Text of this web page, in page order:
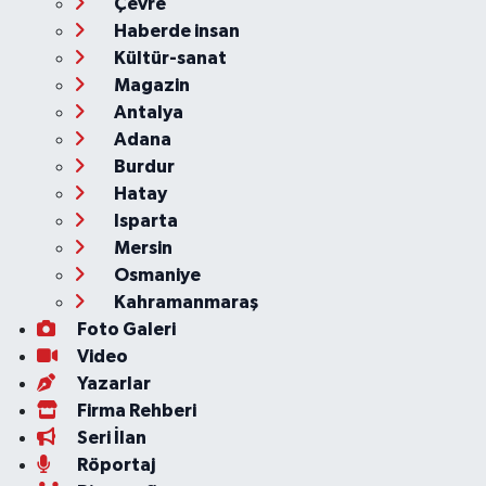
Çevre
Haberde insan
Kültür-sanat
Magazin
Antalya
Adana
Burdur
Hatay
Isparta
Mersin
Osmaniye
Kahramanmaraş
Foto Galeri
Video
Yazarlar
Firma Rehberi
Seri İlan
Röportaj